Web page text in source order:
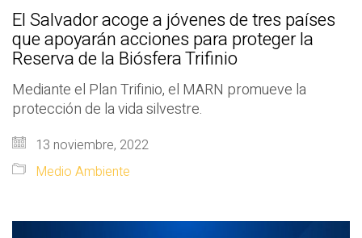
El Salvador acoge a jóvenes de tres países
que apoyarán acciones para proteger la
Reserva de la Biósfera Trifinio
Mediante el Plan Trifinio, el MARN promueve la
protección de la vida silvestre.
13 noviembre, 2022
Medio Ambiente